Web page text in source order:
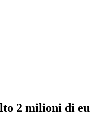
2 milioni di